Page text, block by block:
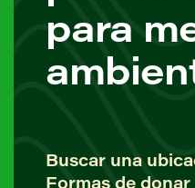
para
Buscar una
Formas de donar